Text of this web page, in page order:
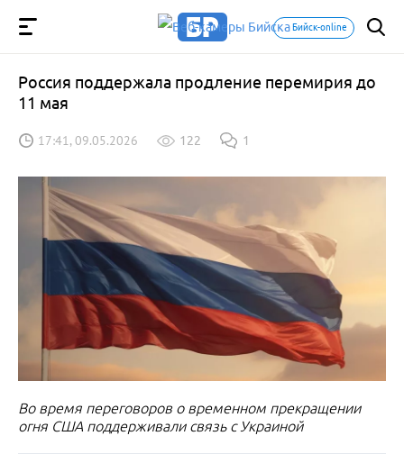
Бийск-online
Россия поддержала продление перемирия до
11 мая
17:41, 09.05.2026 122 1
Во время переговоров о временном прекращении
огня США поддерживали связь с Украиной